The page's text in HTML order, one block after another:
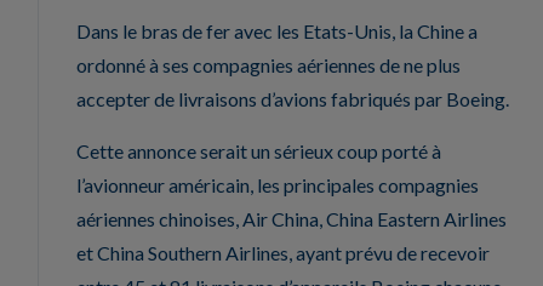
Dans le bras de fer avec les Etats-Unis, la Chine a
ordonné à ses compagnies aériennes de ne plus
accepter de livraisons d’avions fabriqués par Boeing.
Cette annonce serait un sérieux coup porté à
l’avionneur américain, les principales compagnies
aériennes chinoises, Air China, China Eastern Airlines
et China Southern Airlines, ayant prévu de recevoir